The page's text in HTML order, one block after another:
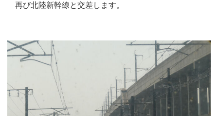
再び北陸新幹線と交差します。